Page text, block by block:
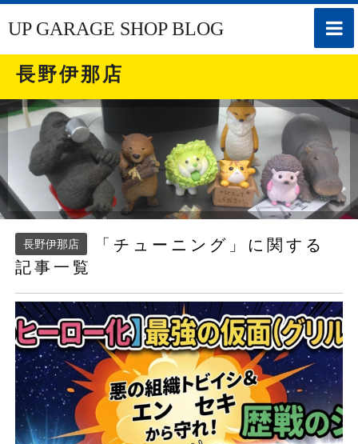
toggle
UP GARAGE SHOP BLOG
長野伊那店
長野伊那店
「チューニング」に関する
記事一覧